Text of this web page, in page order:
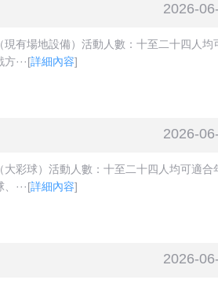
2026-
有場地設備）活動人數：十至二十四人均
···[詳細內容]
2026-
彩球）活動人數：十至二十四人均可適合
···[詳細內容]
2026-